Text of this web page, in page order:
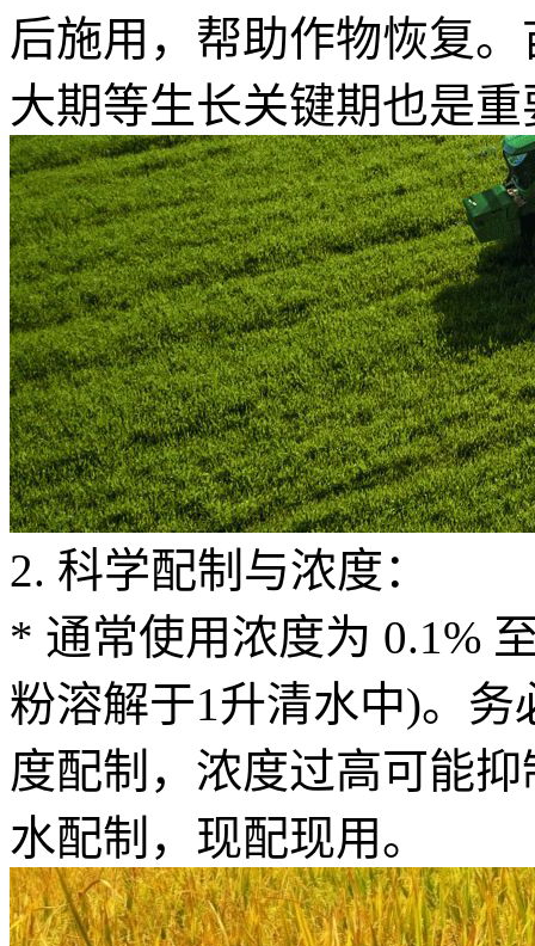
后施用，帮助作物恢复
大期等生长关键期也是
2. 科学配制与浓度：
* 通常使用浓度为 0.1%
粉溶解于1升清水中)。
度配制，浓度过高可能
水配制，现配现用。